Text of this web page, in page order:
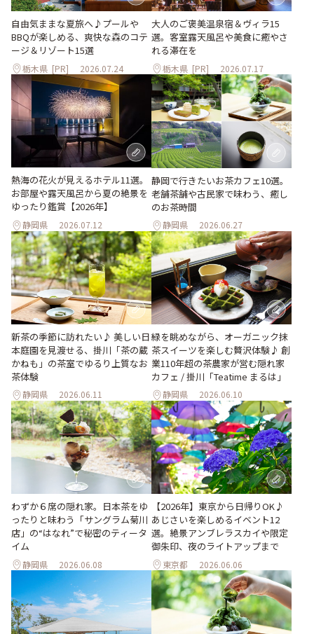
自由気ままな夏旅へ♪プールや
BBQが楽しめる、爽快な森のコテ
ージ＆リゾート15選
栃木県 [PR] 2026.07.24
大人のご褒美温泉宿＆ヴィラ15
選。客室露天風呂や美食に癒やさ
れる滞在を
栃木県 [PR] 2026.07.17
熱海の花火が見えるホテル11選。
お部屋や露天風呂から夏の絶景を
ゆったり鑑賞【2026年】
静岡県 2026.07.12
静岡で行きたいお茶カフェ10選。
老舗茶舗や古民家で味わう、癒し
のお茶時間
静岡県 2026.06.27
新茶の季節に訪れたい♪ 美しい日
本庭園を見渡せる、掛川「茶の蔵
かねも」の茶室でゆるり上質なお
茶体験
静岡県 2026.06.11
緑を眺めながら、オーガニック抹
茶スイーツを楽しむ贅沢体験♪ 創
業110年超の茶農家が営む隠れ家
カフェ / 掛川「Teatime まるは」
静岡県 2026.06.10
わずか６席の隠れ家。日本茶をゆ
ったりと味わう「サングラム菊川
店」の“はなれ”で秘密のティータ
イム
静岡県 2026.06.08
【2026年】東京から日帰りOK♪
あじさいを楽しめるイベント12
選。絶景アンブレラスカイや限定
御朱印、夜のライトアップまで
東京都 2026.06.06